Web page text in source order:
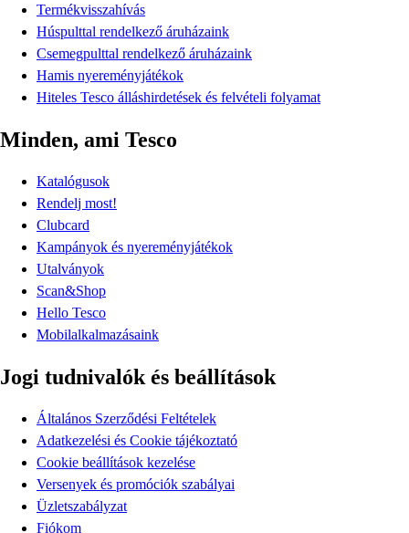
Termékvisszahívás
Húspulttal rendelkező áruházaink
Csemegpulttal rendelkező áruházaink
Hamis nyereményjátékok
Hiteles Tesco álláshirdetések és felvételi folyamat
Minden, ami Tesco
Katalógusok
Rendelj most!
Clubcard
Kampányok és nyereményjátékok
Utalványok
Scan&Shop
Hello Tesco
Mobilalkalmazásaink
Jogi tudnivalók és beállítások
Általános Szerződési Feltételek
Adatkezelési és Cookie tájékoztató
Cookie beállítások kezelése
Versenyek és promóciók szabályai
Üzletszabályzat
Fiókom